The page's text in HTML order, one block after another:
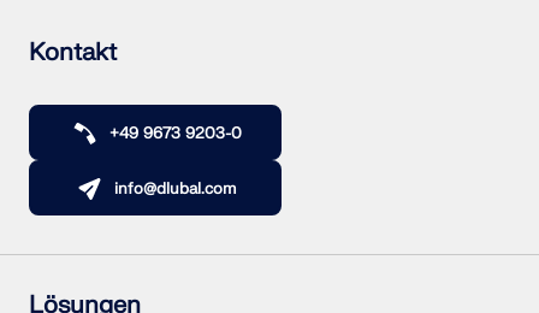
Kontakt
+49 9673 9203-0
info@dlubal.com
Lösungen